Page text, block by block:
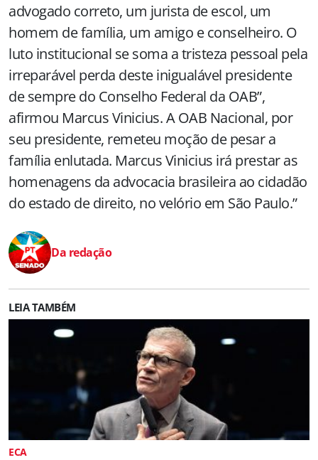
advogado correto, um jurista de escol, um
homem de família, um amigo e conselheiro. O
luto institucional se soma a tristeza pessoal pela
irreparável perda deste inigualável presidente
de sempre do Conselho Federal da OAB”,
afirmou Marcus Vinicius. A OAB Nacional, por
seu presidente, remeteu moção de pesar a
família enlutada. Marcus Vinicius irá prestar as
homenagens da advocacia brasileira ao cidadão
do estado de direito, no velório em São Paulo.”
Da redação
LEIA TAMBÉM
ECA